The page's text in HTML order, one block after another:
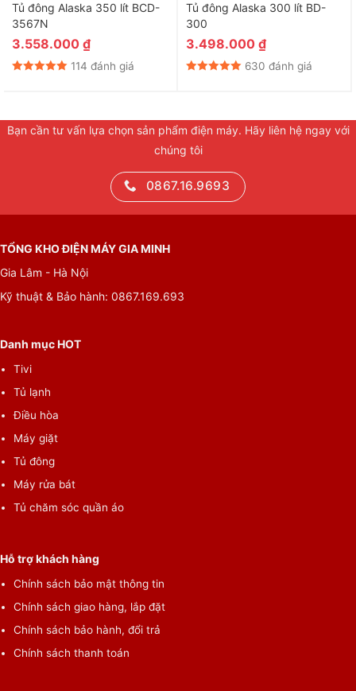
Tủ đông Alaska 350 lít BCD-
3567N
3.558.000 ₫
114 đánh giá
Tủ đông Alaska 300 lít BD-
300
3.498.000 ₫
630 đánh giá
Bạn cần tư vấn lựa chọn sản phẩm điện máy. Hãy liên hệ ngay với
chúng tôi
0867.16.9693
TỔNG KHO ĐIỆN MÁY GIA MINH
Gia Lâm - Hà Nội
Kỹ thuật & Bảo hành: 0867.169.693
Danh mục HOT
Tivi
Tủ lạnh
Điều hòa
Máy giặt
Tủ đông
Máy rửa bát
Tủ chăm sóc quần áo
Hỗ trợ khách hàng
Chính sách bảo mật thông tin
Chính sách giao hàng, lắp đặt
Chính sách bảo hành, đổi trả
Chính sách thanh toán